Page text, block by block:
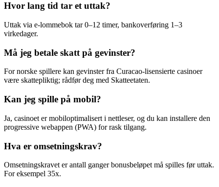
Hvor lang tid tar et uttak?
Uttak via e-lommebok tar 0–12 timer, bankoverføring 1–3
virkedager.
Må jeg betale skatt på gevinster?
For norske spillere kan gevinster fra Curacao-lisensierte casinoer
være skattepliktig; rådfør deg med Skatteetaten.
Kan jeg spille på mobil?
Ja, casinoet er mobiloptimalisert i nettleser, og du kan installere den
progressive webappen (PWA) for rask tilgang.
Hva er omsetningskrav?
Omsetningskravet er antall ganger bonusbeløpet må spilles før uttak.
For eksempel 35x.